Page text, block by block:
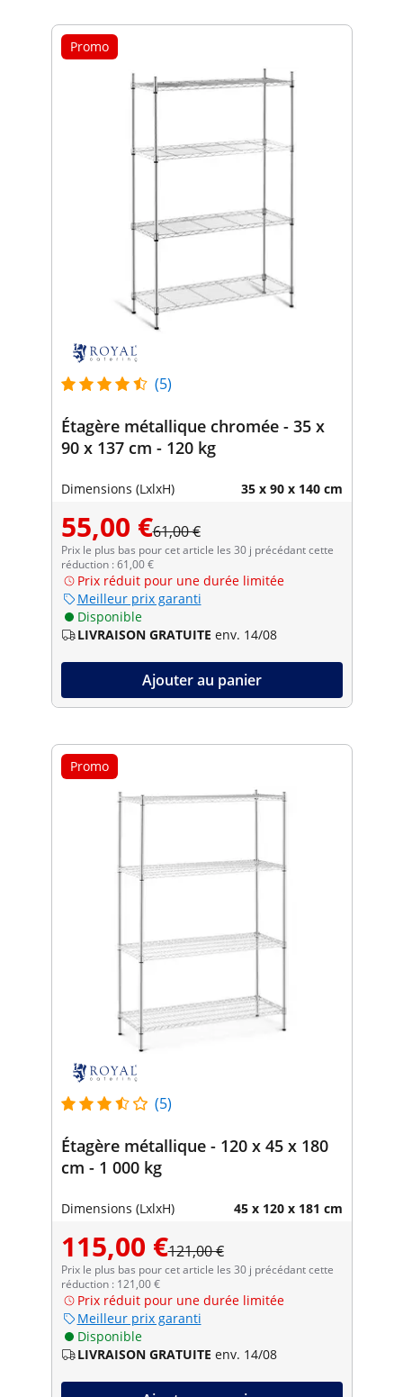
Promo
(5)
Étagère métallique chromée - 35 x
90 x 137 cm - 120 kg
Dimensions (LxlxH) 35 x 90 x 140 cm
55,00 €61,00 €
Prix le plus bas pour cet article les 30 j précédant cette
réduction : 61,00 €
Prix réduit pour une durée limitée
Meilleur prix garanti
Disponible
LIVRAISON GRATUITE env. 14/08
Ajouter au panier
Promo
(5)
Étagère métallique - 120 x 45 x 180
cm - 1 000 kg
Dimensions (LxlxH) 45 x 120 x 181 cm
115,00 €121,00 €
Prix le plus bas pour cet article les 30 j précédant cette
réduction : 121,00 €
Prix réduit pour une durée limitée
Meilleur prix garanti
Disponible
LIVRAISON GRATUITE env. 14/08